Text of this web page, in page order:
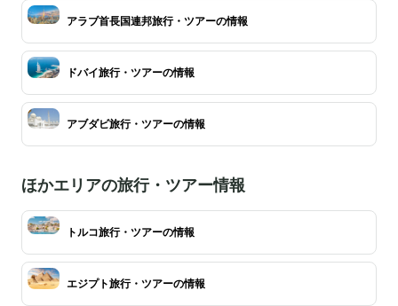
アラブ首長国連邦旅行・ツアーの情報
ドバイ旅行・ツアーの情報
アブダビ旅行・ツアーの情報
ほかエリアの旅行・ツアー情報
トルコ旅行・ツアーの情報
エジプト旅行・ツアーの情報